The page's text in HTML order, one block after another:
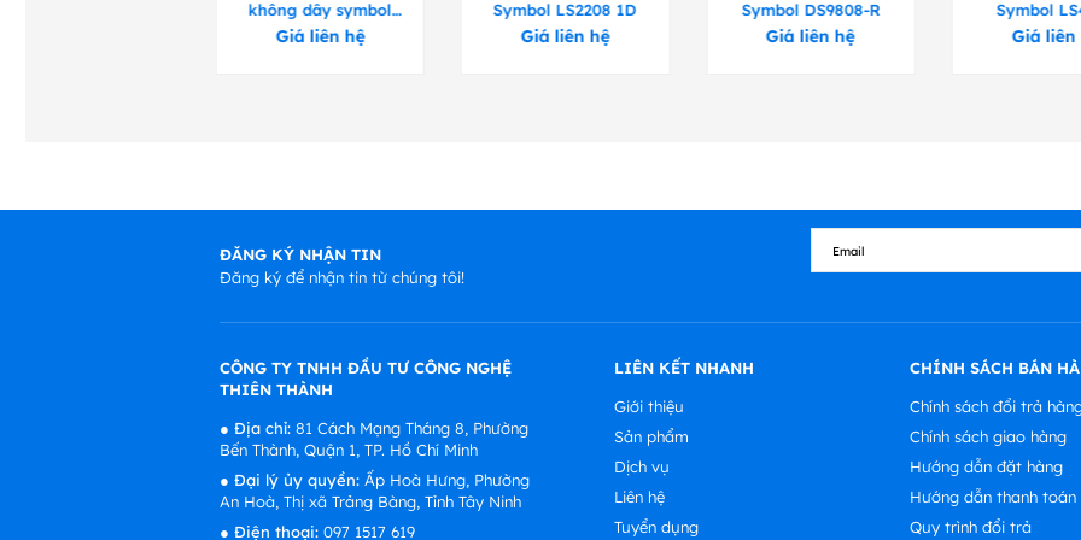
không dây symbol
LI4278
Giá liên hệ
Symbol LS2208 1D
Giá liên hệ
Symbol DS9808-R
Giá liên hệ
Symbol
Giá liên
ĐĂNG KÝ NHẬN TIN
Đăng ký để nhận tin từ chúng tôi!
CÔNG TY TNHH ĐẦU TƯ CÔNG NGHỆ
THIÊN THÀNH
● Địa chỉ: 81 Cách Mạng Tháng 8, Phường
Bến Thành, Quận 1, TP. Hồ Chí Minh
● Đại lý ủy quyền: Ấp Hoà Hưng, Phường
An Hoà, Thị xã Trảng Bàng, Tỉnh Tây Ninh
● Điện thoại: 097 1517 619
LIÊN KẾT NHANH
Giới thiệu
Sản phẩm
Dịch vụ
Liên hệ
Tuyển dụng
CHÍNH SÁCH BÁN
Chính sách đổi trả
Chính sách giao hàng
Hướng dẫn đặt hàng
Hướng dẫn thanh toán
Quy trình đổi trả